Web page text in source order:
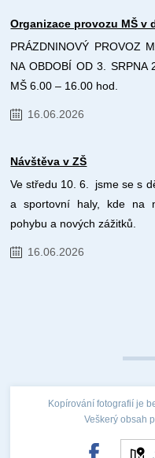
Organizace provozu MŠ v
PRÁZDNINOVÝ PROVOZ
NA OBDOBÍ OD 3. SRPNA
MŠ 6.00 – 16.00 hod.
16.06.2026
Návštěva v ZŠ
Ve středu 10. 6. jsme se s
a sportovní haly, kde na
pohybu a nových zážitků.
16.06.2026
Kopírování fotografií je
Veškerý obsah